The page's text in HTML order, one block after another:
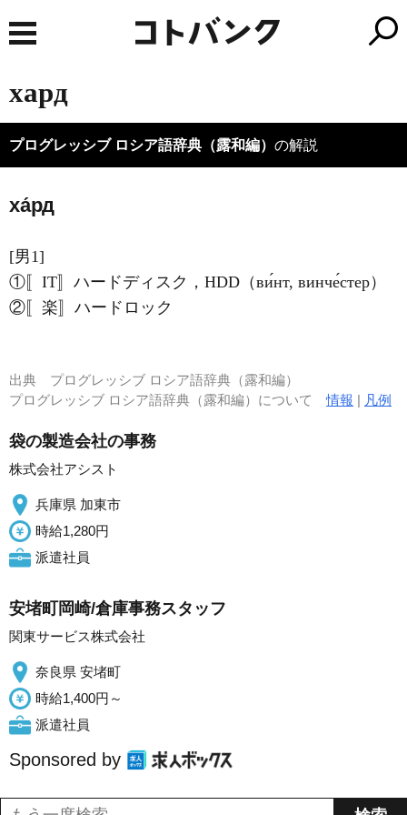
хард
プログレッシブ ロシア語辞典（露和編） の解説
ха́рд
[男1]
①〚IT〛ハードディスク，HDD（ви́нт, винче́стер）
②〚楽〛ハードロック
出典 プログレッシブ ロシア語辞典（露和編）
プログレッシブ ロシア語辞典（露和編）について情報 | 凡例
袋の製造会社の事務
株式会社アシスト
兵庫県 加東市
時給1,280円
派遣社員
安堵町岡崎/倉庫事務スタッフ
関東サービス株式会社
奈良県 安堵町
時給1,400円～
派遣社員
Sponsored by